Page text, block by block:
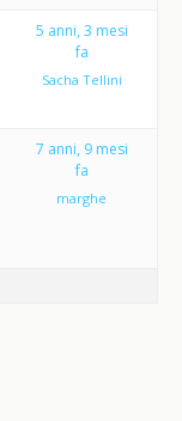
5 anni, 3 mesi
fa
Sacha Tellini
7 anni, 9 mesi
fa
marghe